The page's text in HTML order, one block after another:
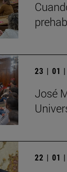
23 | 01
José
22 | 01